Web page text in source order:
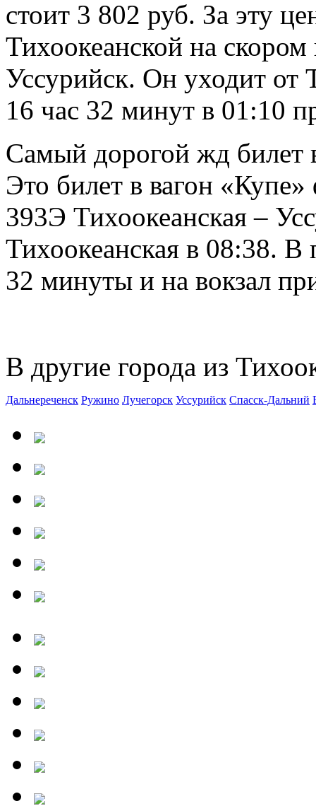
стоит 3 802 руб. За эту
Тихоокеанской на
Уссурийск. Он уходит от
16 час 32 минут в 01:10
Самый дорогой жд билет
Это билет в вагон
393Э Тихоокеанская –
Тихоокеанская в 08:38. В
32 минуты и на вокзал
В другие города из
Дальнереченск Ружино Лучегорск Уссурийск Спасск-Дальний